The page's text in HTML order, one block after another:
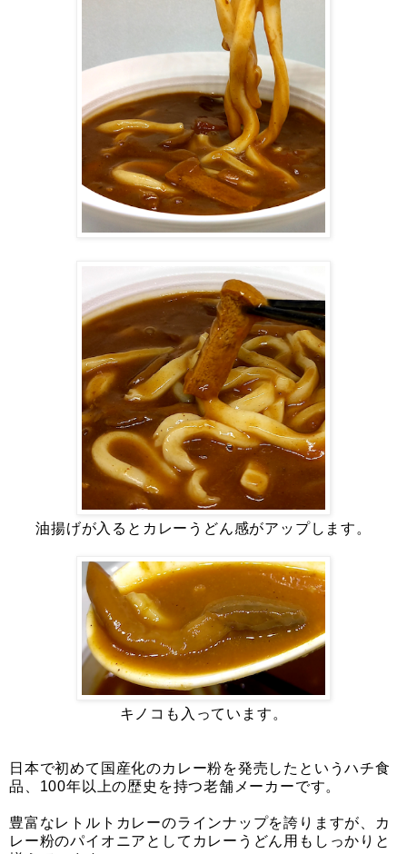
油揚げが入るとカレーうどん感がアップします。
キノコも入っています。
日本で初めて国産化のカレー粉を発売したというハチ食
品、100年以上の歴史を持つ老舗メーカーです。
豊富なレトルトカレーのラインナップを誇りますが、カ
レー粉のパイオニアとしてカレーうどん用もしっかりと